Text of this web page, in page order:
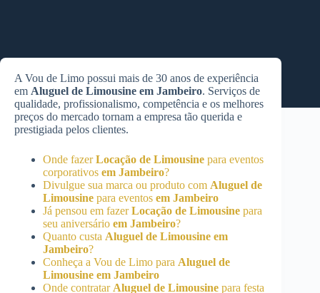
A Vou de Limo possui mais de 30 anos de experiência
em Aluguel de Limousine em Jambeiro. Serviços de
qualidade, profissionalismo, competência e os melhores
preços do mercado tornam a empresa tão querida e
prestigiada pelos clientes.
Onde fazerLocação de Limousine para eventos
corporativos em Jambeiro?
Divulgue sua marca ou produto com Aluguel de
Limousine para eventos em Jambeiro
Já pensou em fazerLocação de Limousine para
seu aniversário em Jambeiro?
Quanto custa Aluguel de Limousine em
Jambeiro?
Conheça a Vou de Limo para Aluguel de
Limousine em Jambeiro
Onde contratar Aluguel de Limousine para festa